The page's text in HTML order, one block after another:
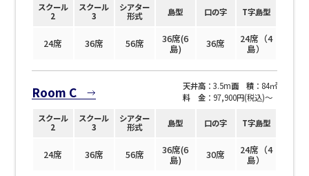
スクール
2
スクール
3
シアター
形式
島型 口の字 T字島型
24席 36席 56席 36席(6
島) 36席 24席（4
島）
Room C 天井高 ：3.5m面 積 ：84㎡
料 金 ：97,900円(税込)〜
スクール
2
スクール
3
シアター
形式
島型 口の字 T字島型
24席 36席 56席 36席(6
島) 30席 24席（4
島）